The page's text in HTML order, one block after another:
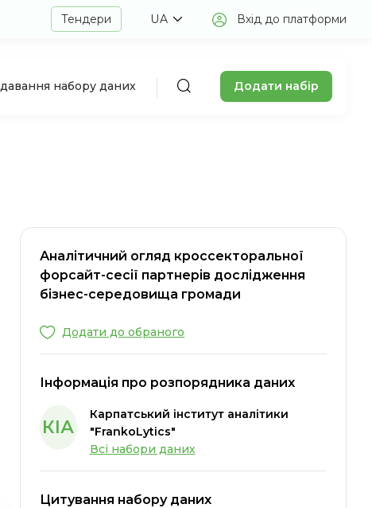
Тендери UA Вхід до платформи
набору даних Додати набір
Аналітичний огляд кроссекторальної
форсайт-сесії партнерів дослідження
бізнес-середовища громади
Додати до обраного
Інформація про розпорядника даних
КІА
Карпатський інститут аналітики
"FrankoLytics"
Всі набори даних
Цитування набору даних